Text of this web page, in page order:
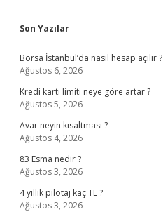
Sidebar
Son Yazılar
Borsa İstanbul’da nasıl hesap açılır ?
Ağustos 6, 2026
Kredi kartı limiti neye göre artar ?
Ağustos 5, 2026
Avar neyin kısaltması ?
Ağustos 4, 2026
83 Esma nedir ?
Ağustos 3, 2026
4 yıllık pilotaj kaç TL ?
Ağustos 3, 2026